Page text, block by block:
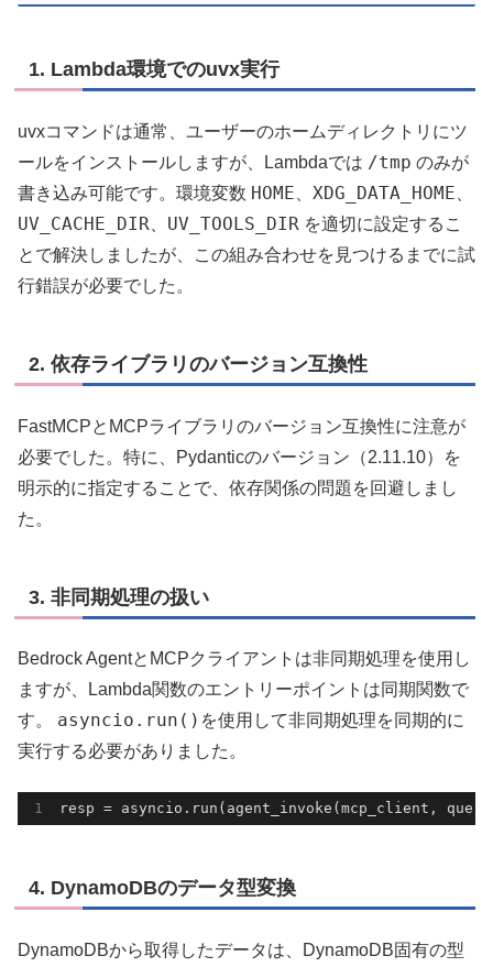
1. Lambda環境でのuvx実行
uvxコマンドは通常、ユーザーのホームディレクトリにツ
ールをインストールしますが、Lambdaでは /tmp のみが
書き込み可能です。環境変数 HOME XDG_DATA_HOME
UV_CACHE_DIR UV_TOOLS_DIR を適切に設定するこ
とで解決しましたが、この組み合わせを見つけるまでに試
行錯誤が必要でした。
2. 依存ライブラリのバージョン互換性
FastMCPとMCPライブラリのバージョン互換性に注意が
必要でした。特に、Pydanticのバージョン（2.11.10）を
明示的に指定することで、依存関係の問題を回避しまし
た。
3. 非同期処理の扱い
Bedrock AgentとMCPクライアントは非同期処理を使用し
ますが、Lambda関数のエントリーポイントは同期関数で
す。 asyncio.run() を使用して非同期処理を同期的に
実行する必要がありました。
resp = asyncio.run(agent _invoke(mcp_client , query
4. DynamoDBのデータ型変換
DynamoDBから取得したデータは、DynamoDB固有の型